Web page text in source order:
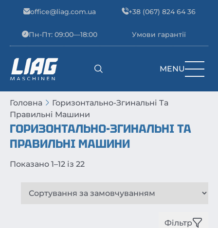
office@liag.com.ua +38 (067) 824 64 36
Пн-Пт: 09:00—18:00 Умови гарантії
Main Navigation MENU
Головна
Горизонтально-Згинальні Та
Правильні Машини
ГОРИЗОНТАЛЬНО-ЗГИНАЛЬНІ ТА
ПРАВИЛЬНІ МАШИНИ
Показано 1–12 із 22
Фільтр